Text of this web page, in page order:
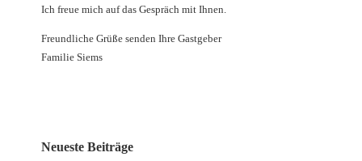
Ich freue mich auf das Gespräch mit Ihnen.
Freundliche Grüße senden Ihre Gastgeber
Familie Siems
Neueste Beiträge